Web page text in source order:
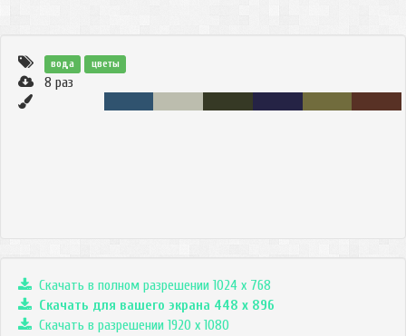
вода цветы
8 раз
Скачать в полном разрешении 1024 x 768
Скачать для вашего экрана 448 x 896
Скачать в разрешении 1920 x 1080